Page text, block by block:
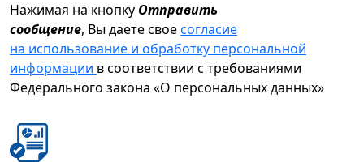
Нажимая на кнопку Отправить
сообщение, Вы даете своесогласие
на использование и обработку персональной
информации в соответствии с требованиями
Федерального закона «О персональных данных»